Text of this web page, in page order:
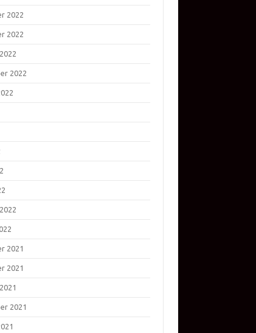
2022
2022
2022
2021
2021
2021